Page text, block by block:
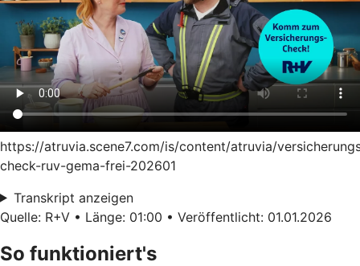
https://atruvia.scene7.com/is/content/atruvia/
check-ruv-gema-frei-202601
Transkript anzeigen
Quelle: R+V • Länge: 01:00 • Veröffentlicht: 01.01.2026
So funktioniert's